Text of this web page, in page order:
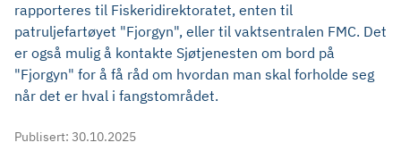
rapporteres til Fiskeridirektoratet, enten til
patruljefartøyet "Fjorgyn", eller til vaktsentralen FMC. Det
er også mulig å kontakte Sjøtjenesten om bord på
"Fjorgyn" for å få råd om hvordan man skal forholde seg
når det er hval i fangstområdet.
Publisert: 30.10.2025